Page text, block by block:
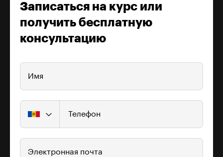
Записаться на курс или
получить бесплатную
консультацию
Имя
Телефон
Электронная почта